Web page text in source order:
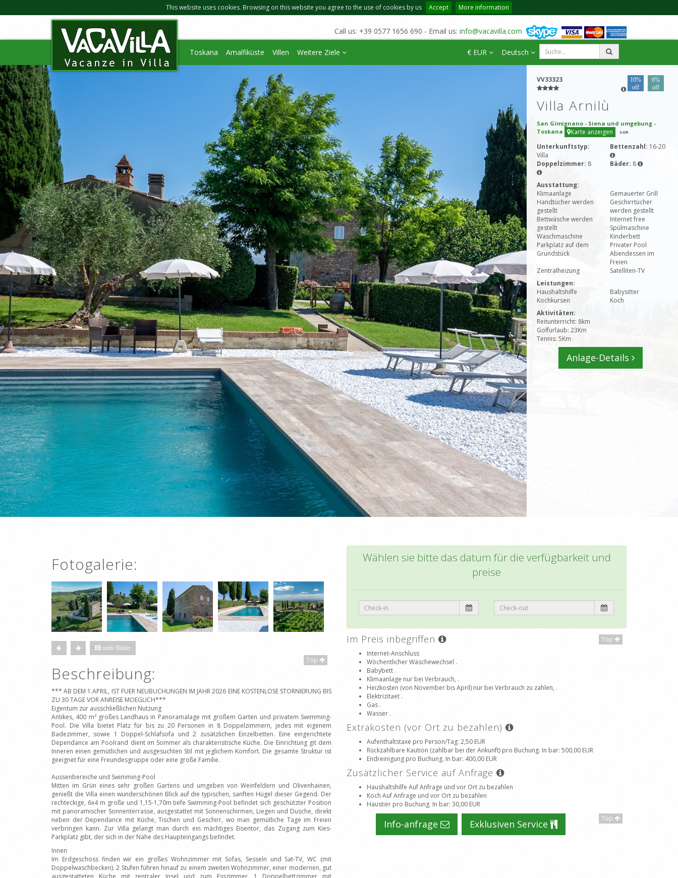
This website uses cookies. Browsing on this website you agree to the use of cookies by us Accept More information
Call us: +39 0577 1656 690 - Email us: info@vacavilla.com
Toskana Amalfiküste Villen Weitere Ziele € EUR Deutsch
VV33323
10%
off
6%
off
Villa Arnilù
San Gimignano - Siena und umgebung -
Toskana
Karte anzeigen 3-OR
Unterkunftstyp:
Villa
Bettenzahl: 16-20
Doppelzimmer: 8 Bäder: 8
Ausstattung:
Klimaanlage
Gemauerter Grill
Handtücher werden
gestellt
Geschirrtücher
werden gestellt
Bettwäsche werden
gestellt
Internet free
Spülmaschine
Waschmaschine
Kinderbett
Parkplatz auf dem
Grundstück
Privater Pool
Abendessen im
Freien
Zentralheizung
Satelliten-TV
Leistungen:
Haushaltshilfe
Babysitter
Kochkursen
Koch
Aktivitäten:
Reitunterricht: 8km
Golfurlaub: 23Km
Tennis: 5Km
Anlage-Details
Fotogalerie:
mehr Bilder
Top
Beschreibung:
*** AB DEM 1.APRIL, IST FUER NEUBUCHUNGEN IM JAHR 2026 EINE KOSTENLOSE STORNIERUNG BIS
ZU 30 TAGE VOR ANREISE MOEGLICH***
Eigentum zur ausschließlichen Nutzung
Antikes, 400 m² großes Landhaus in Panoramalage mit großem Garten und privatem Swimming-
Pool. Die Villa bietet Platz für bis zu 20 Personen in 8 Doppelzimmern, jedes mit eigenem
Badezimmer, sowie 1 Doppel-Schlafsofa und 2 zusätzlichen Einzelbetten. Eine eingerichtete
Dependance am Poolrand dient im Sommer als charakteristische Küche. Die Einrichtung git dem
Inneren einen gemütlichen und ausgesuchten Stil mit jeglichem Komfort. Die gesamte Struktur ist
geeignet für eine Freundesgruppe oder eine große Familie.
Aussenbereiche und Swimming-Pool
Mitten im Grün eines sehr großen Gartens und umgeben von Weinfeldern und Olivenhainen,
genießt die Villa einen wunderschönen Blick auf die typischen, sanften Hügel dieser Gegend. Der
rechteckige, 6x4 m große und 1,15-1,70m tiefe Swimming-Pool befindet sich geschützter Position
mit panoramischer Sonnenterrasse, ausgestattet mit Sonnenschirmen, Liegen und Dusche, direkt
neben der Dependance mit Küche, Tischen und Geschirr, wo man gemütliche Tage im Freien
verbringen kann. Zur Villa gelangt man durch ein mächtiges Eisentor, das Zugang zum Kies-
Parkplatz gibt, der sich in der Nähe des Haupteingangs befindet.
Innen
Im Erdgeschoss finden wir ein großes Wohnzimmer mit Sofas, Sesseln und Sat-TV, WC (mit
Doppelwaschbecken). 2 Stufen führen hinauf zu einem zweiten Wohnzimmer, einer modernen, gut
ausgestatteten Küche mit zentraler Insel und zum Esszimmer, 1 Doppelbettzimmer mit
Wählen sie bitte das datum für die verfügbarkeit und
preise
Top
Im Preis inbegriffen
Internet-Anschluss
Wöchentlicher Wäschewechsel .
Babybett .
Klimaanlage nur bei Verbrauch, .
Heizkosten (von November bis April) nur bei Verbrauch zu zahlen, .
Elektrizitaet .
Gas .
Wasser .
Extrakosten (vor Ort zu bezahlen)
Aufenthaltstaxe pro Person/Tag: 2,50 EUR
Rückzahlbare Kaution (zahlbar bei der Ankunft) pro Buchung. In bar: 500,00 EUR
Endreinigung pro Buchung. In bar: 400,00 EUR
Zusätzlicher Service auf Anfrage
Haushaltshilfe Auf Anfrage und vor Ort zu bezahlen
Koch Auf Anfrage und vor Ort zu bezahlen
Haustier pro Buchung. In bar: 30,00 EUR
Top
Info-anfrage Exklusiven Service